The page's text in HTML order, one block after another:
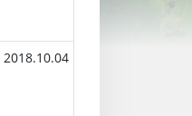
2018.10.04